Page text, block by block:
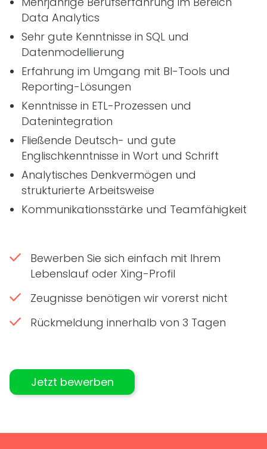
Data Analytics
Sehr gute Kenntnisse in SQL und
Datenmodellierung
Erfahrung im Umgang mit BI-Tools und
Reporting-Lösungen
Kenntnisse in ETL-Prozessen und
Datenintegration
Fließende Deutsch- und gute
Englischkenntnisse in Wort und Schrift
Analytisches Denkvermögen und
strukturierte Arbeitsweise
Kommunikationsstärke und Teamfähigkeit
Bewerben Sie sich einfach mit Ihrem
Lebenslauf oder Xing-Profil
Zeugnisse benötigen wir vorerst nicht
Rückmeldung innerhalb von 3 Tagen
Jetzt bewerben